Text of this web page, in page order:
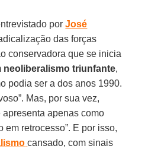
porJosé
das forças
conservadora que se inicia
neoliberalismo triunfante,
podia ser a dos anos 1990.
Mas, por sua vez,
apenas como
em retrocesso”. E por isso,
cansado, com sinais